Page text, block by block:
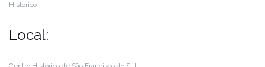
Histórico
Local: